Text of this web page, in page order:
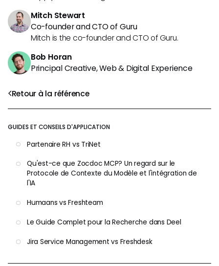
Retour à la référence
GUIDES ET CONSEILS D'APPLICATION
Partenaire RH vs TriNet
Qu'est-ce que Zocdoc MCP? Un regard sur le
Protocole de Contexte du Modèle et l'intégration de
l'IA
Humaans vs Freshteam
Le Guide Complet pour la Recherche dans Deel
Jira Service Management vs Freshdesk
Mitch Stewart
Co-founder and CTO of Guru
Mitch is the co-founder and CTO of Guru.
Bob Horan
Principal Creative, Web & Digital Experience